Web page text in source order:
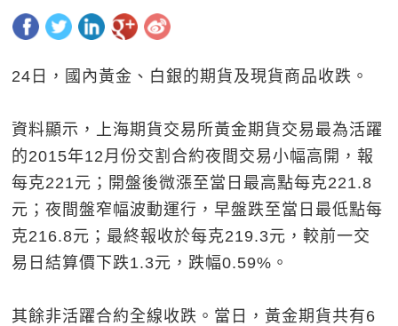
24日，國內黃金、白銀的期貨及現貨商品收跌。
資料顯示，上海期貨交易所黃金期貨交易最為活躍
的2015年12月份交割合約夜間交易小幅高開，報
每克221元；開盤後微漲至當日最高點每克221.8
元；夜間盤窄幅波動運行，早盤跌至當日最低點每
克216.8元；最終報收於每克219.3元，較前一交
易日結算價下跌1.3元，跌幅0.59%。
其餘非活躍合約全線收跌。當日，黃金期貨共有6